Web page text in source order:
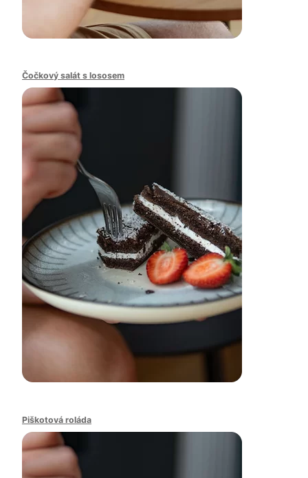
Čočkový salát s lososem
Piškotová roláda